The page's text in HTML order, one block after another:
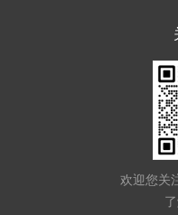
欢迎您关